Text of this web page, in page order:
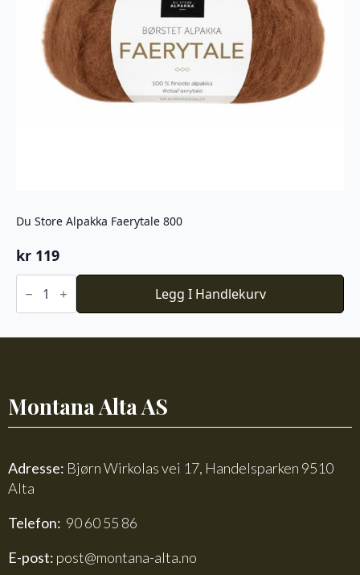
Du Store Alpakka Faerytale 800
kr 119
Du
Store
Faerytale
Legg I Handlekurv
Montana Alta AS
Adresse: Bjørn Wirkolas vei 17, Handelsparken 9510
Alta
Telefon: 90 60 55 86
E-post: post@montana-alta.no